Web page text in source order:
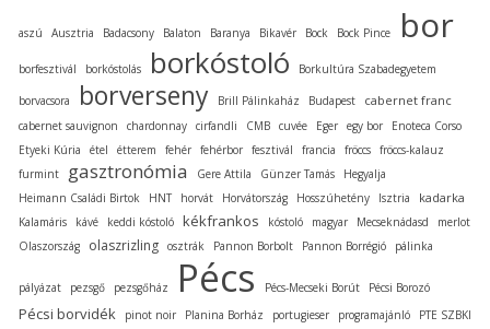
aszú Ausztria Badacsony Balaton Baranya Bikavér Bock Bock Pince bor
borfesztivál borkóstolás borkóstoló Borkultúra Szabadegyetem
borvacsora borverseny Brill Pálinkaház Budapest cabernet franc
cabernet sauvignon chardonnay cirfandli CMB cuvée Eger egy bor
Enoteca Corso
Etyeki Kúria
étel étterem fehér fehérbor fesztivál francia fröccs fröccs-kalauz
furmint
gasztronómia Gere Attila Günzer Tamás
Hegyalja
Heimann Családi Birtok
HNT horvát Horvátország Hosszúhetény Isztria kadarka
Kalamáris kávé keddi kóstoló kékfrankos kóstoló magyar Mecseknádasd
merlot
Olaszország
olaszrizling osztrák Pannon Borbolt Pannon Borrégió pálinka
pályázat pezsgő pezsgőház Pécs Pécs-Mecseki Borút Pécsi Borozó
Pécsi borvidék pinot noir Planina Borház portugieser programajánló
PTE SZBKI